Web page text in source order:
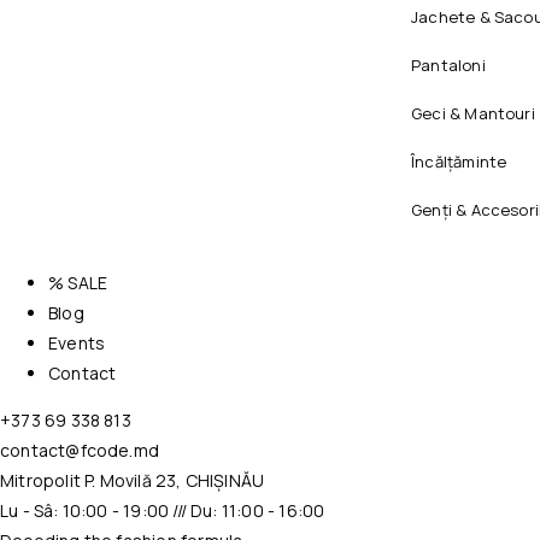
Jachete &
Pantaloni
Geci & Mantouri
Încălțăminte
Genți &
% SALE
Blog
Events
Contact
+373 69 338 813
contact@fcode.md
Mitropolit P. Movilă 23, CHIȘINĂU
Lu - Sâ: 10:00 - 19:00 /// Du: 11:00 - 16:00